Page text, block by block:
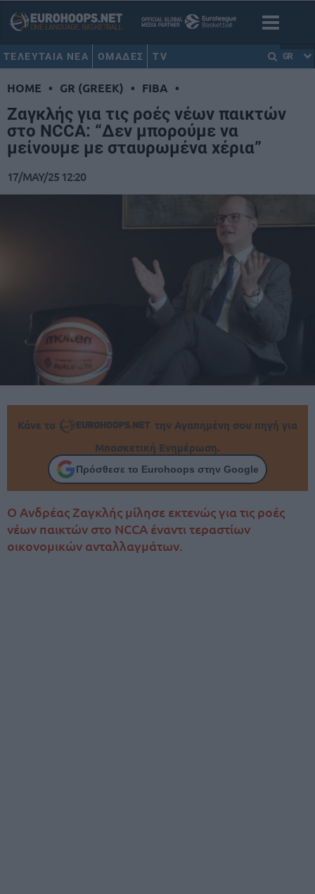
ΤΕΛΕΥΤΑΙΑ ΝΕΑ ΟΜΑΔΕΣ TV GR
HOME • GR (GREEK) • FIBA •
Ζαγκλής για τις ροές νέων παικτών
στο NCCA: “Δεν μπορούμε να
μείνουμε με σταυρωμένα χέρια”
17/MAY/25 12:20
Κάνε το
την Αγαπημένη σου πηγή για
Μπασκετική Ενημέρωση.
Πρόσθεσε το Eurohoops στην Google
Ο Ανδρέας Ζαγκλής μίλησε εκτενώς για τις ροές
νέων παικτών στο NCCA έναντι τεραστίων
οικονομικών ανταλλαγμάτων.